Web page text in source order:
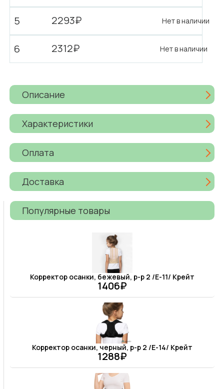
5 2293₽ Нет в наличии
6 2312₽ Нет в наличии
Описание
Характеристики
Оплата
Доставка
Популярные товары
Корректор осанки, бежевый, р-р 2 /Е-11/ Крейт
1406₽
Корректор осанки, черный, р-р 2 /Е-14/ Крейт
1288₽